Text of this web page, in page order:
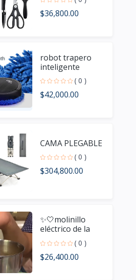
$36,800.00
robot trapero
inteligente
( 0 )
$42,000.00
CAMA PLEGABLE
( 0 )
$304,800.00
✨🤍molinillo
eléctrico de la
marca Nima( 0 )
$26,400.00